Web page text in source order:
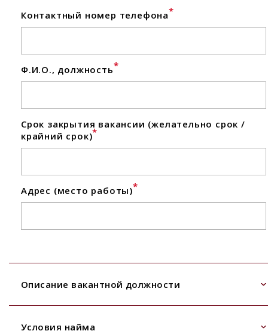
Контактный номер телефона*
Ф.И.О., должность*
Срок закрытия вакансии (желательно срок /
крайний срок)*
Адрес (место работы)*
Описание вакантной должности
Условия найма